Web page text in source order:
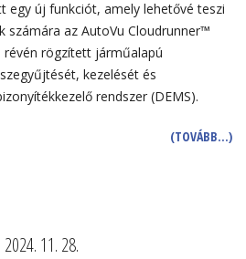
egy új funkciót, amely lehetővé teszi
számára az AutoVu Cloudrunner™
révén rögzített járműalapú
kezelését és
rendszer (DEMS).
(TOVÁBB…)
2024. 11. 28.